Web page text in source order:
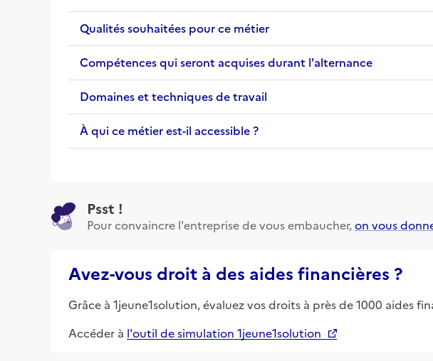
Qualités souhaitées pour ce métier
Compétences qui seront acquises durant l'alternance
Domaines et techniques de travail
À qui ce métier est-il accessible ?
Psst !
Pour convaincre l'entreprise de vous embaucher,on vous
Avez-vous droit à des aides financières ?
Grâce à 1jeune1solution, évaluez vos droits à près de 1000 aides
Accéder à l'outil de simulation 1jeune1solution